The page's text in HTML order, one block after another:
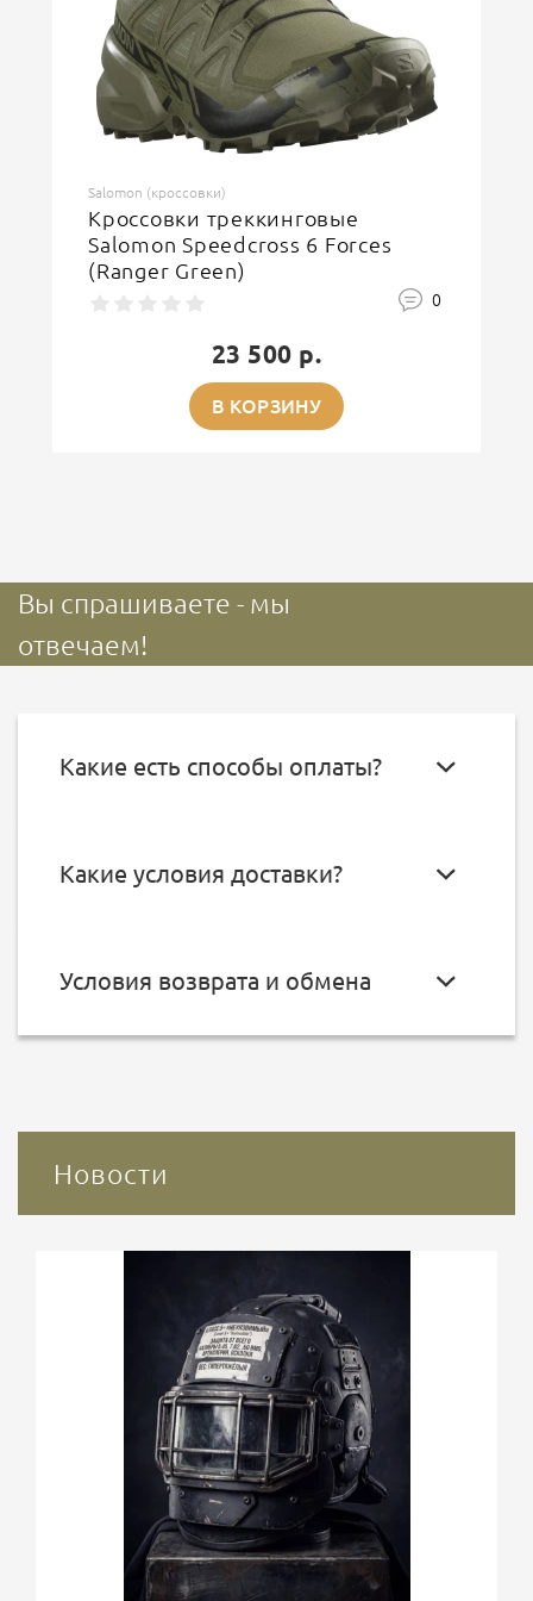
ОСТАВИТЬ ОТЗЫВ
Salomon (кроссовки)
Кроссовки треккинговые
Salomon Speedcross 6 Forces
(Ranger Green)
0
23 500 р.
В КОРЗИНУ
Вы спрашиваете - мы
отвечаем!
Какие есть способы оплаты?
Какие условия доставки?
Условия возврата и обмена
Новости